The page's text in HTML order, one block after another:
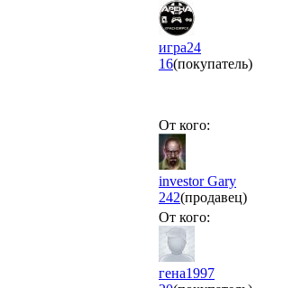
игра24
16(покупатель)
От кого:
investor Gary
242(продавец)
От кого:
гена1997